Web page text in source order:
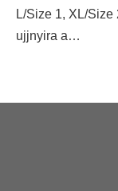
L/Size 1, XL/
ujjnyira a…